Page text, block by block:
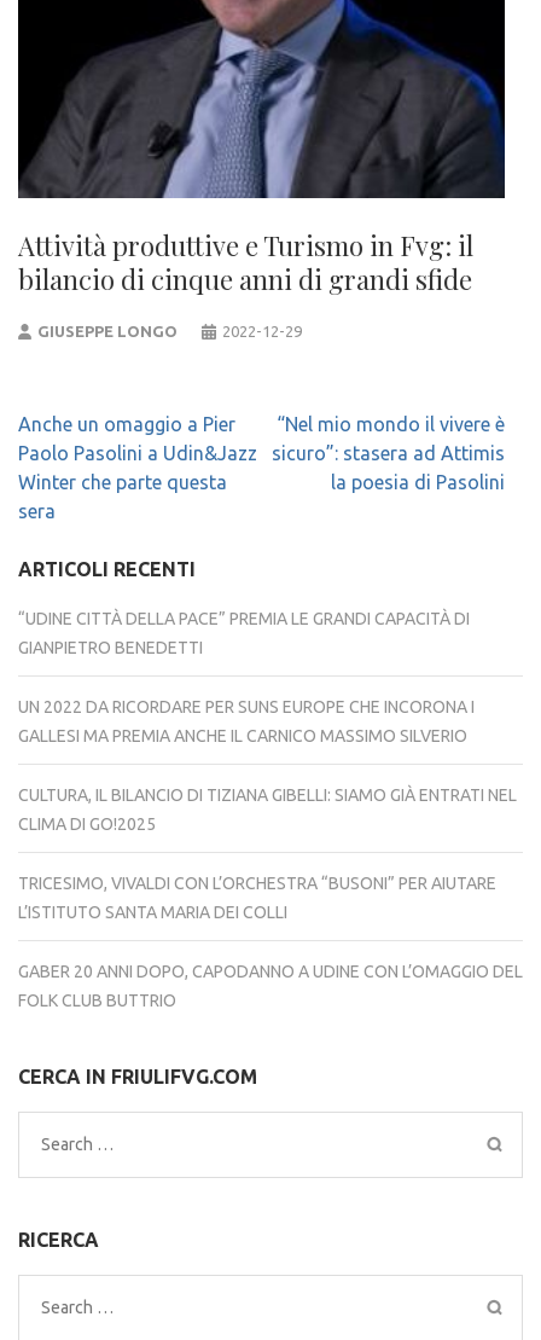
Attività produttive e Turismo in Fvg: il
bilancio di cinque anni di grandi sfide
GIUSEPPE LONGO 2022-12-29
Navigazione
articoli
Anche un omaggio a Pier
Paolo Pasolini a Udin&Jazz
Winter che parte questa
sera
“Nel mio mondo il vivere è
sicuro”: stasera ad Attimis
la poesia di Pasolini
ARTICOLI RECENTI
“UDINE CITTÀ DELLA PACE” PREMIA LE GRANDI CAPACITÀ DI
GIANPIETRO BENEDETTI
UN 2022 DA RICORDARE PER SUNS EUROPE CHE INCORONA I
GALLESI MA PREMIA ANCHE IL CARNICO MASSIMO SILVERIO
CULTURA, IL BILANCIO DI TIZIANA GIBELLI: SIAMO GIÀ ENTRATI NEL
CLIMA DI GO!2025
TRICESIMO, VIVALDI CON L’ORCHESTRA “BUSONI” PER AIUTARE
L’ISTITUTO SANTA MARIA DEI COLLI
GABER 20 ANNI DOPO, CAPODANNO A UDINE CON L’OMAGGIO DEL
FOLK CLUB BUTTRIO
CERCA IN FRIULIFVG.COM
Search
for:
RICERCA
Search